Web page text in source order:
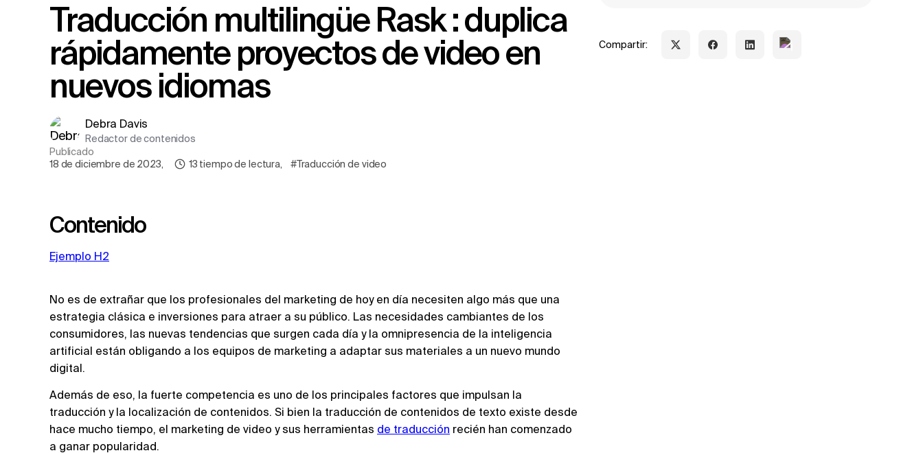
Traducción multilingüe Rask : duplica
rápidamente proyectos de video en
nuevos idiomas
Debra Davis
Redactor de contenidos
Publicado
18 de diciembre de 2023, 13 tiempo de lectura, #Traducción de video
Contenido
Ejemplo H2
No es de extrañar que los profesionales del marketing de hoy en día necesiten algo más que una
estrategia clásica e inversiones para atraer a su público. Las necesidades cambiantes de los
consumidores, las nuevas tendencias que surgen cada día y la omnipresencia de la inteligencia
artificial están obligando a los equipos de marketing a adaptar sus materiales a un nuevo mundo
digital.
Además de eso, la fuerte competencia es uno de los principales factores que impulsan la
traducción y la localización de contenidos. Si bien la traducción de contenidos de texto existe desde
hace mucho tiempo, el marketing de video y sus herramientas de traducción recién han comenzado
a ganar popularidad.
Compartir: